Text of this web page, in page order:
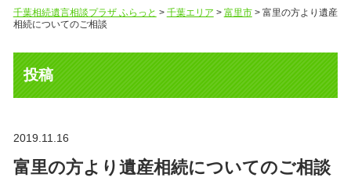
千葉相続遺言相談プラザ ふらっと > 千葉エリア > 富里市> 富里の方より遺産
相続についてのご相談
投稿
2019.11.16
富里の方より遺産相続についてのご相談